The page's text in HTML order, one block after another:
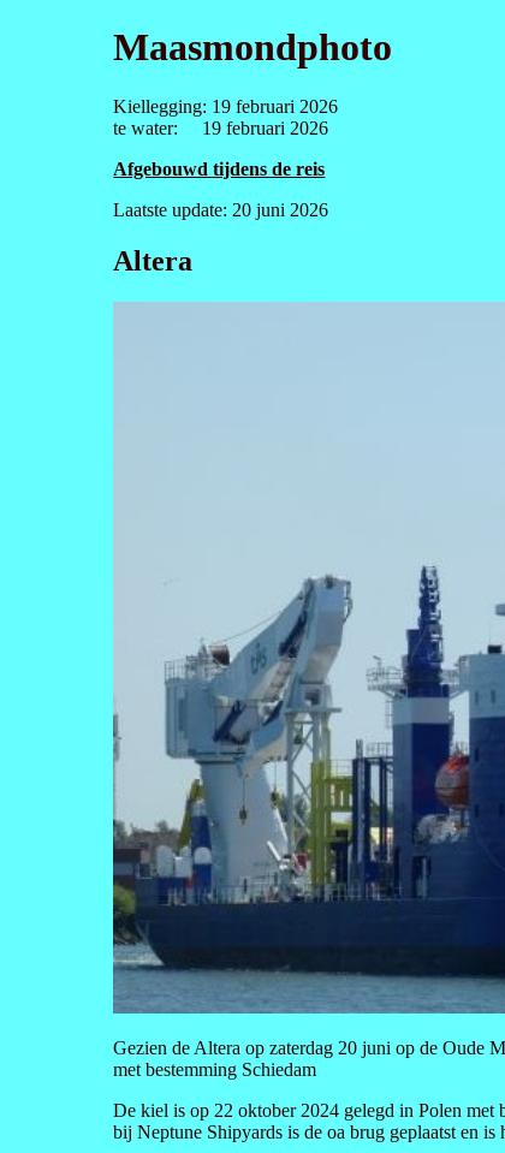
Maasmondphoto
Kiellegging: 19 februari 2026
te water: 19 februari 2026
Afgebouwd tijdens de reis
Laatste update: 20 juni 2026
Altera
Gezien de Altera op zaterdag 20 juni op de Oude
met bestemming Schiedam
De kiel is op 22 oktober 2024 gelegd in Polen met
bij Neptune Shipyards is de oa brug geplaatst en is